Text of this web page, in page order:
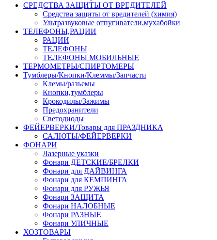
СРЕДСТВА ЗАЩИТЫ ОТ ВРЕДИТЕЛЕЙ
Средства защиты от вредителей (химия)
Ультразвуковые отпугиватели,мухабойки
ТЕЛЕФОНЫ,РАЦИИ
РАЦИИ
ТЕЛЕФОНЫ
ТЕЛЕФОНЫ МОБИЛЬНЫЕ
ТЕРМОМЕТРЫ/СПИРТОМЕРЫ
Тумблеры/Кнопки/Клеммы/Запчасти
Клемы/разъемы
Кнопки,тумблеры
Крокодилы/Зажимы
Предохранители
Светодиоды
ФЕЙЕРВЕРКИ/Товары для ПРАЗДНИКА
САЛЮТЫ/ФЕЙЕРВЕРКИ
ФОНАРИ
Лазерные указки
Фонари ДЕТСКИЕ/БРЕЛКИ
Фонари для ДАЙВИНГА
Фонари для КЕМПИНГА
Фонари для РУЖЬЯ
Фонари ЗАЩИТА
Фонари НАЛОБНЫЕ
Фонари РАЗНЫЕ
Фонари УЛИЧНЫЕ
ХОЗТОВАРЫ